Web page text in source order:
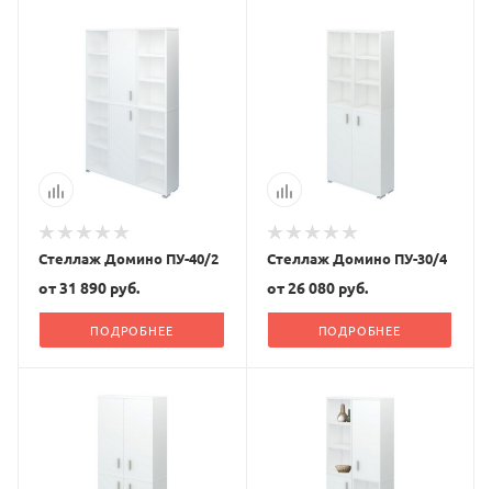
Стеллаж Домино ПУ-40/2
от31 890 руб.
ПОДРОБНЕЕ
Стеллаж Домино ПУ-30/4
от26 080 руб.
ПОДРОБНЕЕ